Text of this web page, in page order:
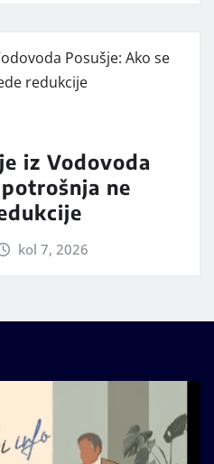
iz Vodovoda
ne
kol 7, 2026